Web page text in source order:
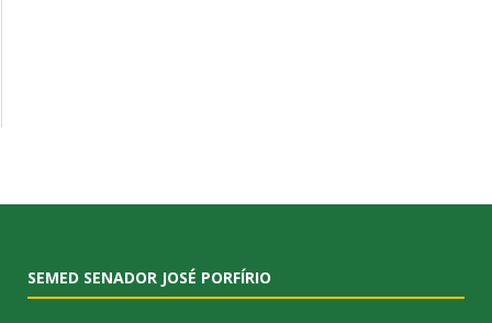
SEMED SENADOR JOSÉ PORFÍRIO